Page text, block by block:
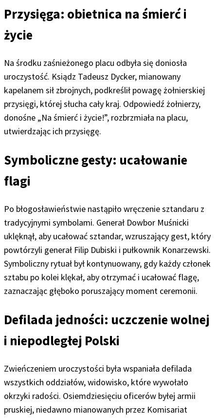
Przysięga: obietnica na śmierć i
życie
Na środku zaśnieżonego placu odbyła się doniosła
uroczystość. Ksiądz Tadeusz Dycker, mianowany
kapelanem sił zbrojnych, podkreślił powagę żołnierskiej
przysięgi, której słucha cały kraj. Odpowiedź żołnierzy,
donośne „Na śmierć i życie!”, rozbrzmiała na placu,
utwierdzając ich przysięgę.
Symboliczne gesty: ucałowanie
flagi
Po błogosławieństwie nastąpiło wręczenie sztandaru z
tradycyjnymi symbolami. Generał Dowbor Muśnicki
uklęknął, aby ucałować sztandar, wzruszający gest, który
powtórzyli generał Filip Dubiski i pułkownik Konarzewski.
Symboliczny rytuał był kontynuowany, gdy każdy członek
sztabu po kolei klękał, aby otrzymać i ucałować flagę,
zaznaczając głęboko poruszający moment ceremonii.
Defilada jedności: uczczenie wolnej
i niepodległej Polski
Zwieńczeniem uroczystości była wspaniała defilada
wszystkich oddziałów, widowisko, które wywołało
okrzyki radości. Osiemdziesięciu oficerów byłej armii
pruskiej, niedawno mianowanych przez Komisariat